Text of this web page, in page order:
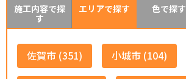
施工内容で探
す
エリアで探す 色で探す
佐賀市 (351) 小城市 (104)